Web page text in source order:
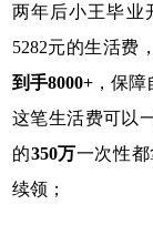
两年后小王毕业
5282元的生活费
到手8000+ ，保
这笔生活费可以
的350万一次性
续领；